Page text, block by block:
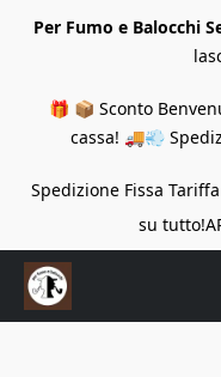
Per Fumo e Balocchi
🎁 📦 Sconto
cassa! 🚚💨
Spedizione Fissa
su tutto!